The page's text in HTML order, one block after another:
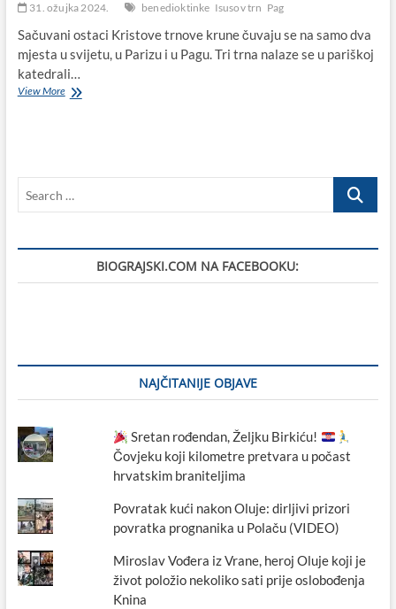
31. ožujka 2024. benedioktinke Isusov trn Pag
Sačuvani ostaci Kristove trnove krune čuvaju se na samo dva
mjesta u svijetu, u Parizu i u Pagu. Tri trna nalaze se u pariškoj
katedrali…
View MoreTrn
u
Search
BIOGRAJSKI.COM NA FACEBOOKU:
NAJČITANIJE OBJAVE
Sretan rođendan, Željku Birkiću!
Čovjeku koji kilometre pretvara u počast
hrvatskim braniteljima
Povratak kući nakon Oluje: dirljivi prizori
povratka prognanika u Polaču (VIDEO)
Miroslav Vođera iz Vrane, heroj Oluje koji je
život položio nekoliko sati prije oslobođenja
Knina